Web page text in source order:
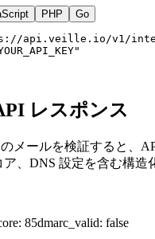
PHP Go
api.veille.io/v1/
レスポンス
のメールを検証すると、
、DNS 設定を含む構造
: 85dmarc_valid: false